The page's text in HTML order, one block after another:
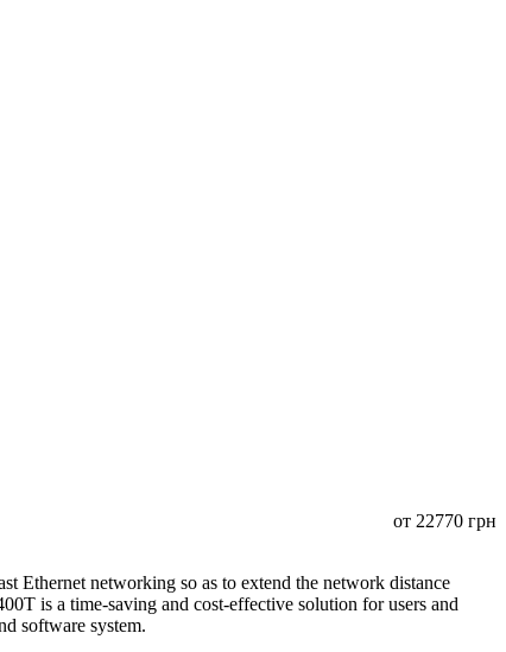
от 22770 грн
Ethernet networking so as to extend the network distance
is a time-saving and cost-effective solution for users and
software system.